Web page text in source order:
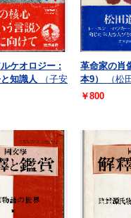
ケオロジー :
知識人
（子安
革命家の肖
本9）
（松
￥800